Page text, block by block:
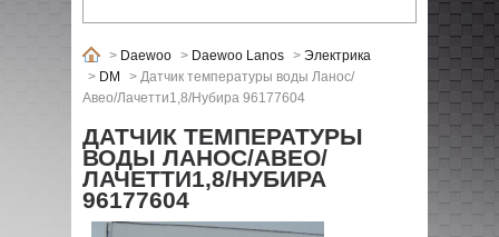
> Daewoo > Daewoo Lanos > Электрика
> DM > Датчик температуры воды Ланос/
Авео/Лачетти1,8/Нубира 96177604
ДАТЧИК ТЕМПЕРАТУРЫ
ВОДЫ ЛАНОС/АВЕО/
ЛАЧЕТТИ1,8/НУБИРА
96177604